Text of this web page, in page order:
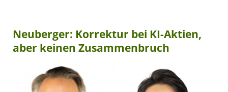
Neuberger: Korrektur bei KI-Aktien,
aber keinen Zusammenbruch